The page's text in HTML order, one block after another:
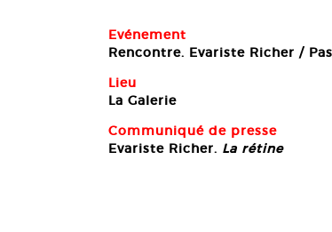
Evénement
Rencontre. Evariste Richer /
Lieu
La Galerie
Communiqué de presse
Evariste Richer. La rétine